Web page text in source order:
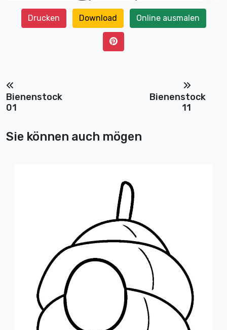
Drucken Download Online ausmalen
Bienenstock
01
Bienenstock
11
Sie können auch mögen